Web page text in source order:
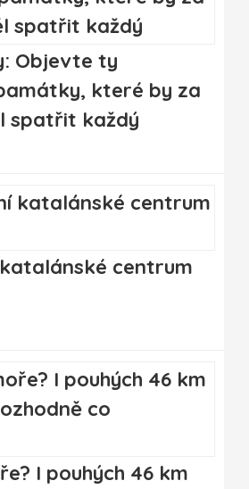
Objevte ty
které by za
spatřit každý
centrum
I pouhých 46 km